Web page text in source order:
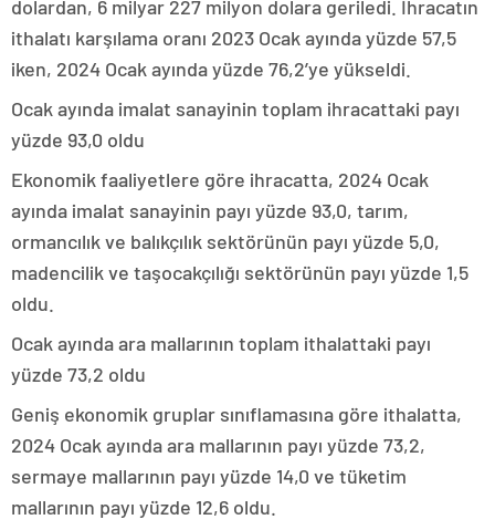
dolardan, 6 milyar 227 milyon dolara geriledi. İhracatın
ithalatı karşılama oranı 2023 Ocak ayında yüzde 57,5
iken, 2024 Ocak ayında yüzde 76,2’ye yükseldi.
Ocak ayında imalat sanayinin toplam ihracattaki payı
yüzde 93,0 oldu
Ekonomik faaliyetlere göre ihracatta, 2024 Ocak
ayında imalat sanayinin payı yüzde 93,0, tarım,
ormancılık ve balıkçılık sektörünün payı yüzde 5,0,
madencilik ve taşocakçılığı sektörünün payı yüzde 1,5
oldu.
Ocak ayında ara mallarının toplam ithalattaki payı
yüzde 73,2 oldu
Geniş ekonomik gruplar sınıflamasına göre ithalatta,
2024 Ocak ayında ara mallarının payı yüzde 73,2,
sermaye mallarının payı yüzde 14,0 ve tüketim
mallarının payı yüzde 12,6 oldu.